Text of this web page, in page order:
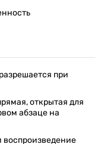
при
открытая для
абзаце на
воспроизведение